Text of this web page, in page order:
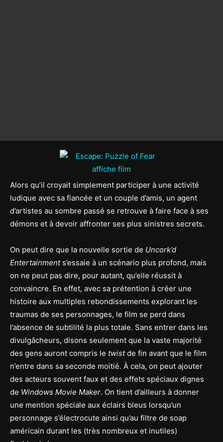
Alors qu’il croyait simplement participer à une activité
ludique avec sa fiancée et un couple d’amis, un agent
d’artistes au sombre passé se retrouve à faire face à ses
démons et à devoir affronter ses plus sinistres secrets.
On peut dire que la nouvelle sortie de Uncork’d
Entertainments’essaie à un scénario plus profond, mais
on ne peut pas dire, pour autant, qu’elle réussit à
convaincre. En effet, avec sa prétention à créer une
histoire aux multiples rebondissements explorant les
traumas de ses personnages, le film se perd dans
l’absence de subtilité la plus totale. Sans entrer dans les
divulgâcheurs, disons seulement que la vaste majorité
des gens auront compris le twistde fin avant que le film
n’entre dans sa seconde moitié. À cela, on peut ajouter
des acteurs souvent faux et des effets spéciaux dignes
de Windows Movie Maker. On tient d’ailleurs à donner
une mention spéciale aux éclairs bleus lorsqu’un
personnage s’électrocute ainsi qu’au filtre de soap
américain durant les (très nombreux et inutiles)